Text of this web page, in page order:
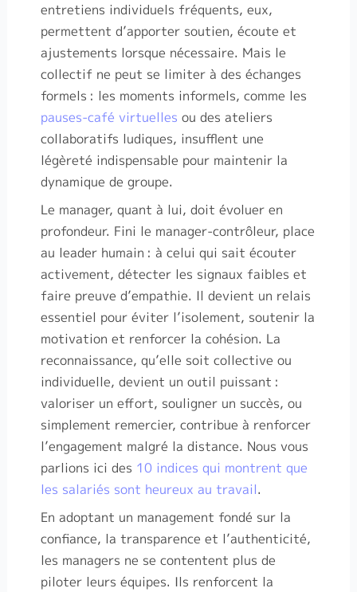
entretiens individuels fréquents, eux,
permettent d’apporter soutien, écoute et
ajustements lorsque nécessaire. Mais le
collectif ne peut se limiter à des échanges
formels : les moments informels, comme les
pauses-café virtuelles ou des ateliers
collaboratifs ludiques, insufflent une
légèreté indispensable pour maintenir la
dynamique de groupe.
Le manager, quant à lui, doit évoluer en
profondeur. Fini le manager-contrôleur, place
au leader humain : à celui qui sait écouter
activement, détecter les signaux faibles et
faire preuve d’empathie. Il devient un relais
essentiel pour éviter l’isolement, soutenir la
motivation et renforcer la cohésion. La
reconnaissance, qu’elle soit collective ou
individuelle, devient un outil puissant :
valoriser un effort, souligner un succès, ou
simplement remercier, contribue à renforcer
l’engagement malgré la distance. Nous vous
parlions ici des 10 indices qui montrent que
les salariés sont heureux au travail.
En adoptant un management fondé sur la
confiance, la transparence et l’authenticité,
les managers ne se contentent plus de
piloter leurs équipes. Ils renforcent la